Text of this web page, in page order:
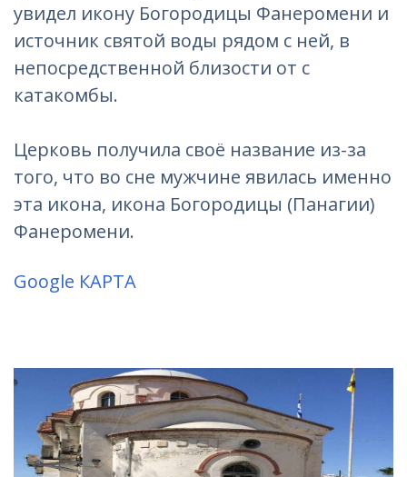
увидел икону Богородицы Фанеромени и
источник святой воды рядом с ней, в
непосредственной близости от с
катакомбы.
Церковь получила своё название из-за
того, что во сне мужчине явилась именно
эта икона, икона Богородицы (Панагии)
Фанеромени.
Google КАРТА